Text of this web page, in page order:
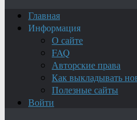
Главная
Информация
О сайте
FAQ
Авторские права
Как выкладывать
Полезные сайты
Войти